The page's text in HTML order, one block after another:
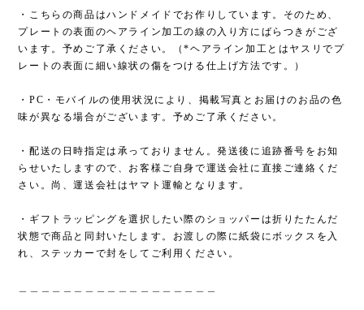
・こちらの商品はハンドメイドでお作りしています。そのため、
プレートの表面のヘアライン加工の線の入り方にばらつきがござ
います。予めご了承ください。（*ヘアライン加工とはヤスリでプ
レートの表面に細い線状の傷をつける仕上げ方法です。）
・PC・モバイルの使用状況により、掲載写真とお届けのお品の色
味が異なる場合がございます。予めご了承ください。
・配送の日時指定は承っておりません。発送後に追跡番号をお知
らせいたしますので、お客様ご自身で運送会社に直接ご連絡くだ
さい。尚、運送会社はヤマト運輸となります。
・ギフトラッピングを選択したい際のショッパーは折りたたんだ
状態で商品と同封いたします。お渡しの際に紙袋にボックスを入
れ、ステッカーで封をしてご利用ください。